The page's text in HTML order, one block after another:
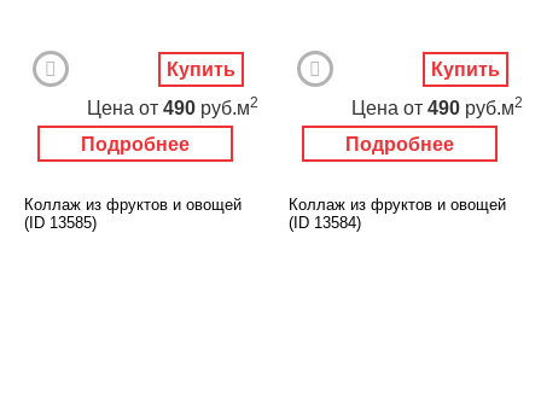
Подробнее
Цена от 490 руб.м2
Купить
Подробнее
Цена от 490 руб.м2
Купить
Коллаж из фруктов и овощей
(ID 13585)
Коллаж из фруктов и овощей
(ID 13584)